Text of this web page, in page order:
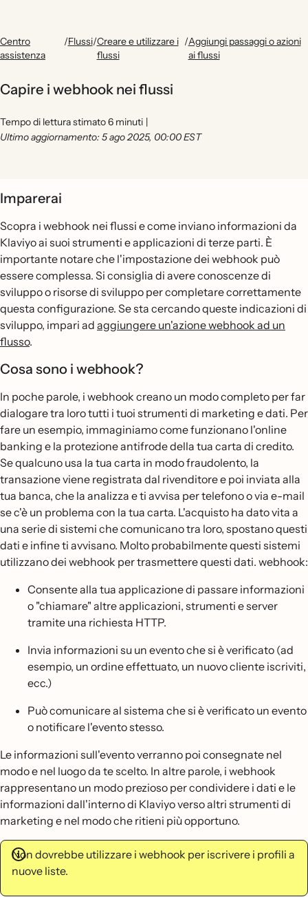
Centro
assistenza
/Flussi/Creare e utilizzare i
flussi
/Aggiungi passaggi o azioni
ai flussi
Capire i webhook nei flussi
Tempo di lettura stimato 6 minuti |
Ultimo aggiornamento: 5 ago 2025, 00:00 EST
Imparerai
Scopra i webhook nei flussi e come inviano informazioni da
Klaviyo ai suoi strumenti e applicazioni di terze parti. È
importante notare che l'impostazione dei webhook può
essere complessa. Si consiglia di avere conoscenze di
sviluppo o risorse di sviluppo per completare correttamente
questa configurazione. Se sta cercando queste indicazioni di
sviluppo, impari ad aggiungere un'azione webhook ad un
flusso.
Cosa sono i webhook?
In poche parole, i webhook creano un modo completo per far
dialogare tra loro tutti i tuoi strumenti di marketing e dati. Per
fare un esempio, immaginiamo come funzionano l'online
banking e la protezione antifrode della tua carta di credito.
Se qualcuno usa la tua carta in modo fraudolento, la
transazione viene registrata dal rivenditore e poi inviata alla
tua banca, che la analizza e ti avvisa per telefono o via e-mail
se c'è un problema con la tua carta. L'acquisto ha dato vita a
una serie di sistemi che comunicano tra loro, spostano questi
dati e infine ti avvisano. Molto probabilmente questi sistemi
utilizzano dei webhook per trasmettere questi dati. webhook:
Consente alla tua applicazione di passare informazioni
o "chiamare" altre applicazioni, strumenti e server
tramite una richiesta HTTP.
Invia informazioni su un evento che si è verificato (ad
esempio, un ordine effettuato, un nuovo cliente iscriviti,
ecc.)
Può comunicare al sistema che si è verificato un evento
o notificare l'evento stesso.
Le informazioni sull'evento verranno poi consegnate nel
modo e nel luogo da te scelto. In altre parole, i webhook
rappresentano un modo prezioso per condividere i dati e le
informazioni dall'interno di Klaviyo verso altri strumenti di
marketing e nel modo che ritieni più opportuno.
Non dovrebbe utilizzare i webhook per iscrivere i profili a
nuove liste.